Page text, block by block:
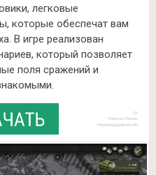
легковые
которые обеспечат вам
В игре реализован
который позволяет
поля сражений и